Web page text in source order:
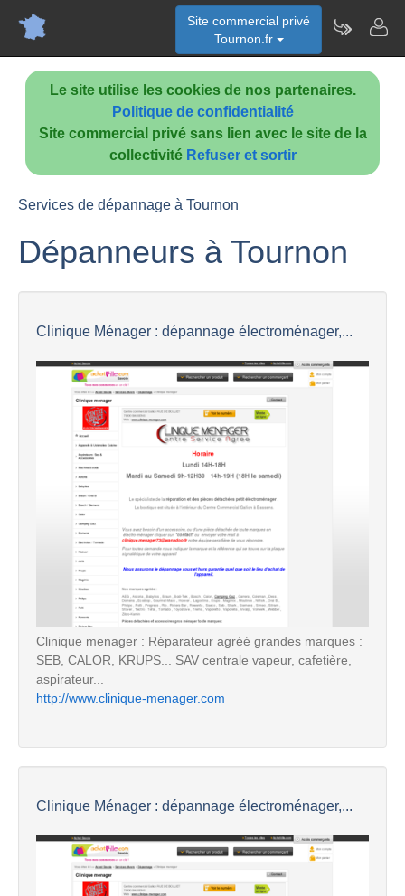
Le site utilise les cookies de nos partenaires.
Politique de confidentialité
Site commercial privé sans lien avec le site de la
collectivité Refuser et sortir
Site commercial privé
Tournon.fr
Services de dépannage à Tournon
Dépanneurs à Tournon
Clinique Ménager : dépannage électroménager,...
Clinique menager : Réparateur agréé grandes marques :
SEB, CALOR, KRUPS... SAV centrale vapeur, cafetière,
aspirateur...
http://www.clinique-menager.com
Clinique Ménager : dépannage électroménager,...